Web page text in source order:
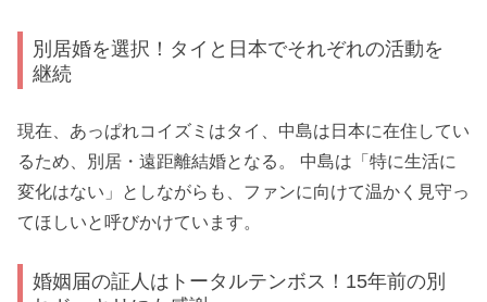
別居婚を選択！タイと日本でそれぞれの活動を
継続
現在、あっぱれコイズミはタイ、中島は日本に在住してい
るため、別居・遠距離結婚となる。 中島は「特に生活に
変化はない」としながらも、ファンに向けて温かく見守っ
てほしいと呼びかけています。
婚姻届の証人はトータルテンボス！15年前の別